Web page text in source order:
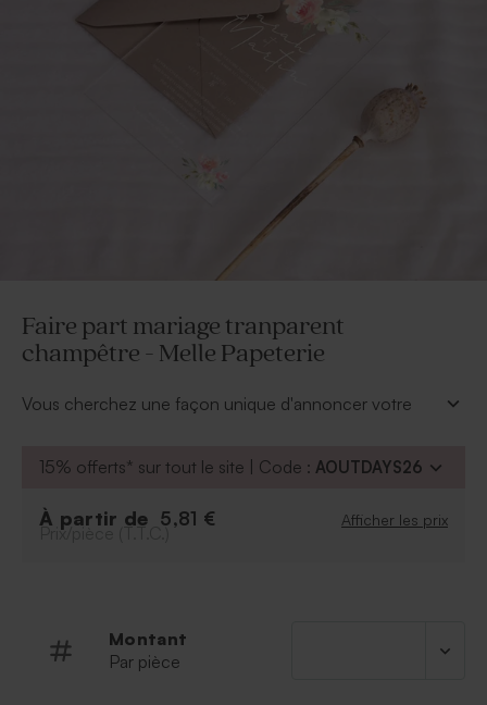
Faire part mariage tranparent
champêtre - Melle Papeterie
Vous cherchez une façon unique d'annoncer votre
Ce faire-part estfabriqué en plexiglaset comporte
touche spéciale à cefaire part d'exception.
également être modifiée pour s'adapter à votre style.
Commandez vôtre faire part mariage transparent
15% offerts* sur tout le site | Code : AOUTDAYS26
À partir de 5,81 € Afficher les prix
Prix/pièce (T.T.C.)
Montant
Par pièce